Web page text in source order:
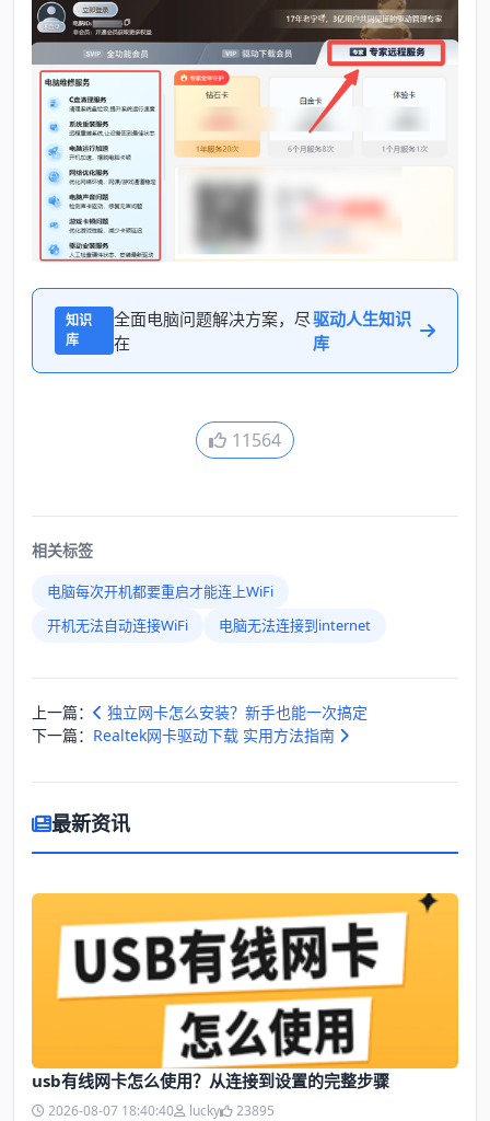
知识
库
全面电脑问题解决方案，尽
在
驱动人生知识
库
11564
相关标签
电脑每次开机都要重启才能连上WiFi
开机无法自动连接WiFi
电脑无法连接到internet
上一篇：
独立网卡怎么安装？新手也能一次搞定
下一篇： Realtek网卡驱动下载 实用方法指南
最新资讯
usb有线网卡怎么使用？从连接到设置的完整步骤
2026-08-07 18:40:40 lucky 23895